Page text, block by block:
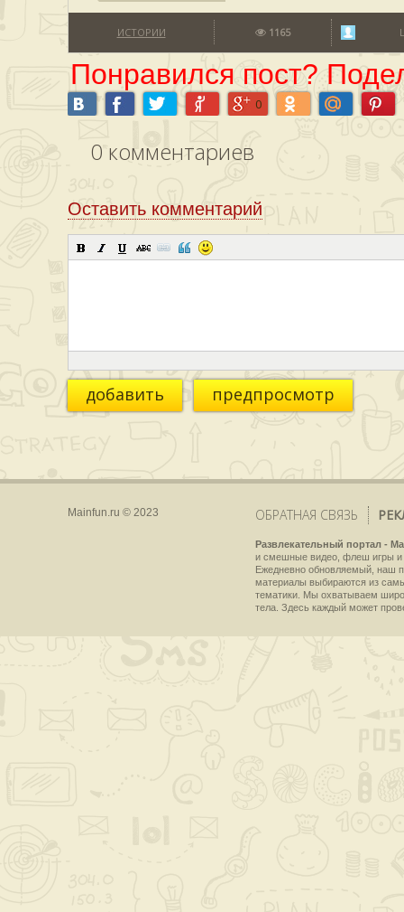
ИСТОРИИ 1165
Понравился пост?
0
0 комментариев
Оставить комментарий
добавить предпросмотр
Mainfun.ru © 2023 ОБРАТНАЯ СВЯЗЬ
Развлекательный портал -
и смешные видео, флеш игры и
Ежедневно обновляемый, наш
материалы выбираются из
тематики. Мы охватываем
тела. Здесь каждый может